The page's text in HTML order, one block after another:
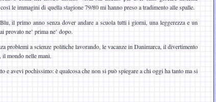
le immagini di quella stagione 79/80 mi hanno preso a tradimento alle spalle.
il primo anno senza dover andare a scuola tutti i giorni, una leggerezza e un
provato ne’ prima ne’ dopo.
problemi a scienze politiche lavorando, le vacanze in Danimarca, il divertimento
il mondo nelle mani.
e avevi pochissimo: è qualcosa che non si può spiegare a chi oggi ha tanto ma si